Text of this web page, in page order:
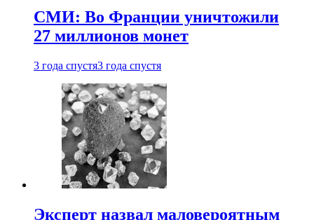
СМИ: Во Франции уничтожили
27 миллионов монет
3 года спустя3 года спустя
Эксперт назвал маловероятным